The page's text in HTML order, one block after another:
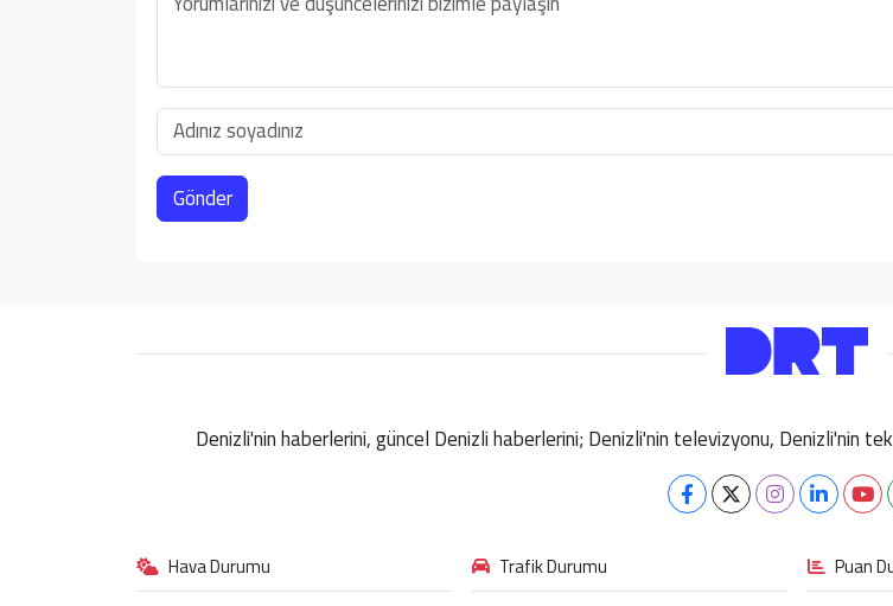
Gönder
Denizli'nin haberlerini, güncel Denizli haberlerini; Denizli'nin televizyonu, Denizli'nin
Hava Durumu Trafik Durumu Puan